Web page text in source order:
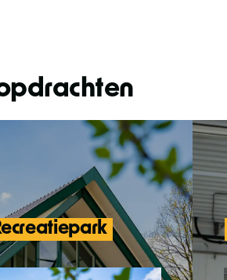
campinggids en dus
veelzijdige lifestyle